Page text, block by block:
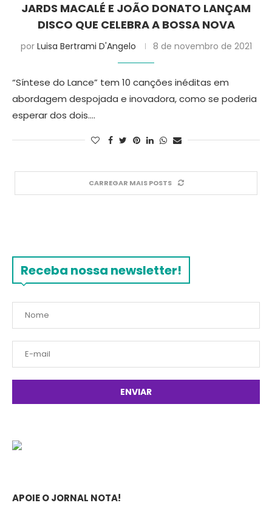
JARDS MACALÉ E JOÃO DONATO LANÇAM
DISCO QUE CELEBRA A BOSSA NOVA
por Luisa Bertrami D'Angelo 8 de novembro de 2021
“Síntese do Lance” tem 10 canções inéditas em
abordagem despojada e inovadora, como se poderia
esperar dos dois.…
CARREGAR MAIS POSTS
Receba nossa newsletter!
APOIE O JORNAL NOTA!